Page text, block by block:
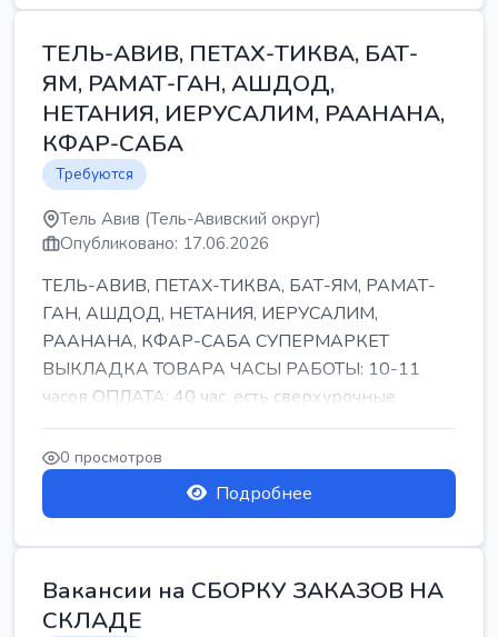
ТЕЛЬ-АВИВ, ПЕТАХ-ТИКВА, БАТ-
ЯМ, РАМАТ-ГАН, АШДОД,
НЕТАНИЯ, ИЕРУСАЛИМ, РААНАНА,
КФАР-САБА
Требуются
Тель Авив (Тель-Авивский округ)
Опубликовано: 17.06.2026
ТЕЛЬ-АВИВ, ПЕТАХ-ТИКВА, БАТ-ЯМ, РАМАТ-
ГАН, АШДОД, НЕТАНИЯ, ИЕРУСАЛИМ,
РААНАНА, КФАР-САБА СУПЕРМАРКЕТ
ВЫКЛАДКА ТОВАРА ЧАСЫ РАБОТЫ: 10-11
часов ОПЛАТА: 40 час, есть сверхурочные
ПИТАНИЕ ЕСТЬ Для синих б...
0 просмотров
Подробнее
Вакансии на СБОРКУ ЗАКАЗОВ НА
СКЛАДЕ